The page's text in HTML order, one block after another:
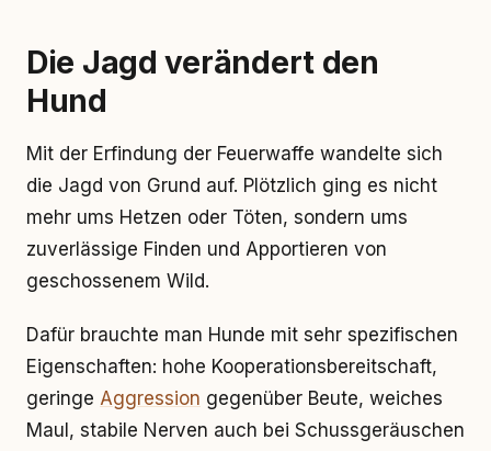
Die Jagd verändert den
Hund
Mit der Erfindung der Feuerwaffe wandelte sich
die Jagd von Grund auf. Plötzlich ging es nicht
mehr ums Hetzen oder Töten, sondern ums
zuverlässige Finden und Apportieren von
geschossenem Wild.
Dafür brauchte man Hunde mit sehr spezifischen
Eigenschaften: hohe Kooperationsbereitschaft,
geringe Aggression gegenüber Beute, weiches
Maul, stabile Nerven auch bei Schussgeräuschen